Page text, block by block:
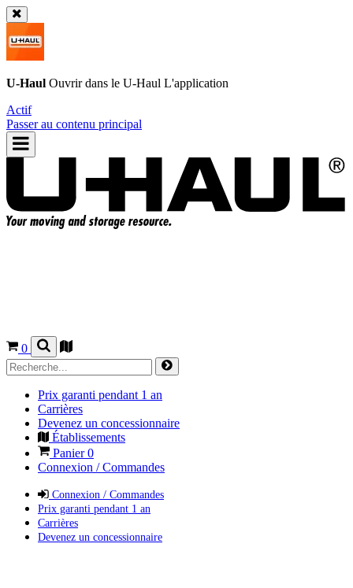
U-Haul Ouvrir dans le U-Haul L'application
Actif
Passer au contenu principal
0
Prix garanti pendant 1 an
Carrières
Devenez un concessionnaire
Établissements
Panier0
Connexion / Commandes
Connexion / Commandes
Prix garanti pendant 1 an
Carrières
Devenez un concessionnaire